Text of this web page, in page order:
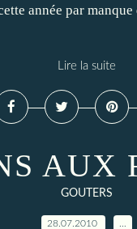
année par
Lire la suite
AUX
GOUTERS
28.07.2010